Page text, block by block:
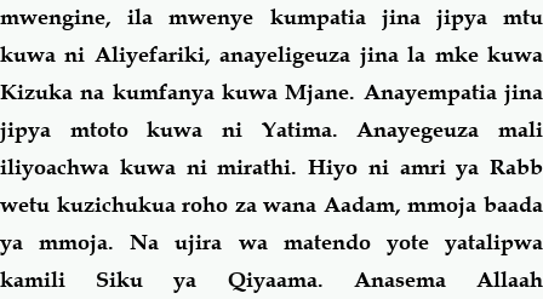
mwengine, ila mwenye kumpatia jina jipya mtu
kuwa ni Aliyefariki, anayeligeuza jina la mke kuwa
Kizuka na kumfanya kuwa Mjane. Anayempatia jina
jipya mtoto kuwa ni Yatima. Anayegeuza mali
iliyoachwa kuwa ni mirathi. Hiyo ni amri ya Rabb
wetu kuzichukua roho za wana Aadam, mmoja baada
ya mmoja. Na ujira wa matendo yote yatalipwa
kamili Siku ya Qiyaama. Anasema Allaah